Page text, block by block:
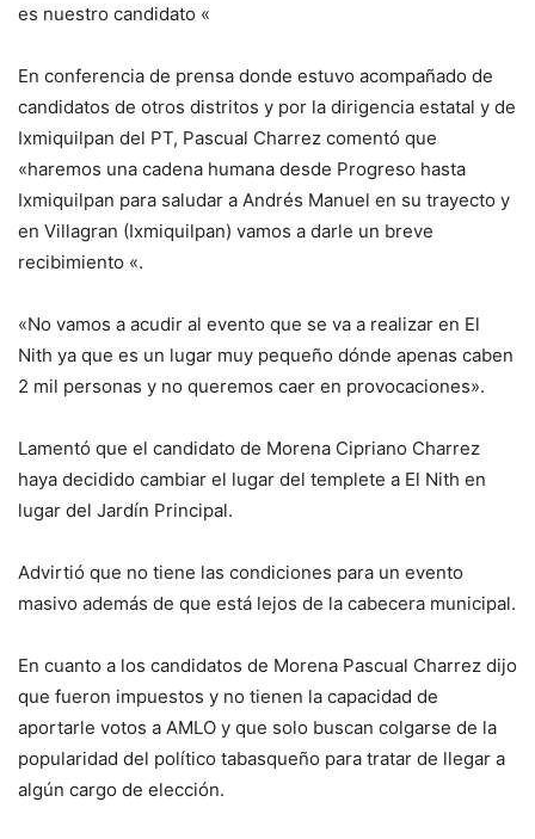
es nuestro candidato «
En conferencia de prensa donde estuvo acompañado de
candidatos de otros distritos y por la dirigencia estatal y de
Ixmiquilpan del PT, Pascual Charrez comentó que
«haremos una cadena humana desde Progreso hasta
Ixmiquilpan para saludar a Andrés Manuel en su trayecto y
en Villagran (Ixmiquilpan) vamos a darle un breve
recibimiento «.
«No vamos a acudir al evento que se va a realizar en El
Nith ya que es un lugar muy pequeño dónde apenas caben
2 mil personas y no queremos caer en provocaciones».
Lamentó que el candidato de Morena Cipriano Charrez
haya decidido cambiar el lugar del templete a El Nith en
lugar del Jardín Principal.
Advirtió que no tiene las condiciones para un evento
masivo además de que está lejos de la cabecera municipal.
En cuanto a los candidatos de Morena Pascual Charrez dijo
que fueron impuestos y no tienen la capacidad de
aportarle votos a AMLO y que solo buscan colgarse de la
popularidad del político tabasqueño para tratar de llegar a
algún cargo de elección.